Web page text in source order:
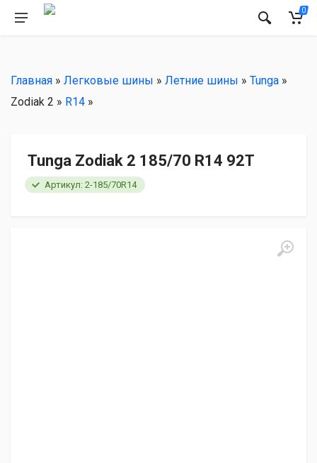
0
Главная » Легковые шины » Летние шины » Tunga »
Zodiak 2 » R14 »
Tunga Zodiak 2 185/70 R14 92T
Артикул: 2-185/70R14